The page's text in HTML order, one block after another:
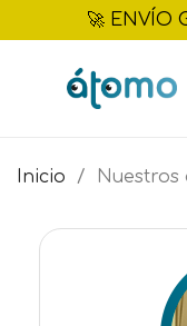
🚀 ENVÍO
Inicio Nuestros